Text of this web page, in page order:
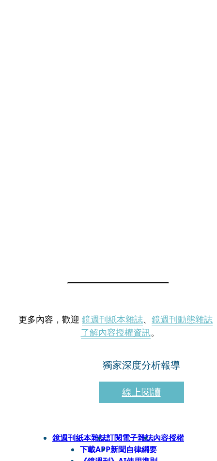
更多內容，歡迎 鏡週刊紙本雜誌、 鏡週刊動態雜誌
了解內容授權資訊。
獨家深度分析報導
線上閱讀
鏡週刊紙本雜誌訂閱電子雜誌內容授權
下載APP新聞自律綱要